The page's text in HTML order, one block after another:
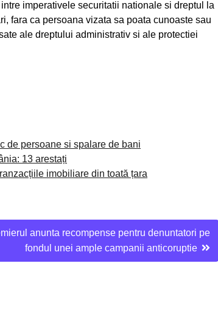
imperativele securitatii nationale si dreptul la
fara ca persoana vizata sa poata cunoaste sau
ale dreptului administrativ si ale protectiei
de persoane si spalare de bani
13 arestați
imobiliare din toată țara
anunta recompense pentru denuntatori pe
fondul unei ample campanii anticoruptie